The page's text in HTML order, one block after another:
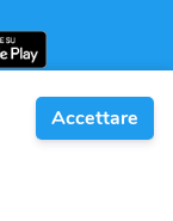
Accettare